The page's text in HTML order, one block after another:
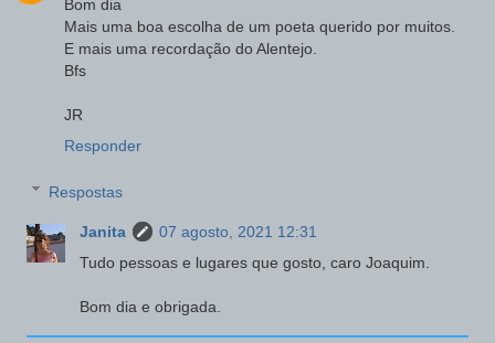
Bom dia
Mais uma boa escolha de um poeta querido por muitos.
E mais uma recordação do Alentejo.
Bfs
JR
Responder
Respostas
Janita
07 agosto, 2021 12:31
Tudo pessoas e lugares que gosto, caro Joaquim.
Bom dia e obrigada.